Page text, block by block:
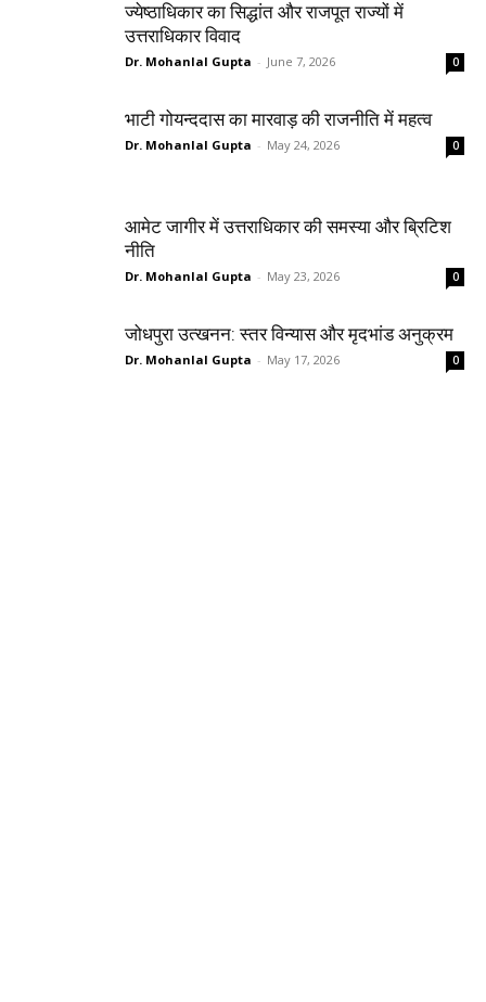
ज्येष्ठाधिकार का सिद्धांत और राजपूत राज्यों में
उत्तराधिकार विवाद
Dr. Mohanlal Gupta - June 7, 2026 0
भाटी गोयन्ददास का मारवाड़ की राजनीति में महत्व
Dr. Mohanlal Gupta - May 24, 2026 0
आमेट जागीर में उत्तराधिकार की समस्या और ब्रिटिश
नीति
Dr. Mohanlal Gupta - May 23, 2026 0
जोधपुरा उत्खनन: स्तर विन्यास और मृदभांड अनुक्रम
Dr. Mohanlal Gupta - May 17, 2026 0